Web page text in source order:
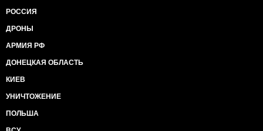
РОССИЯ
ДРОНЫ
АРМИЯ РФ
ДОНЕЦКАЯ ОБЛАСТЬ
КИЕВ
УНИЧТОЖЕНИЕ
ПОЛЬША